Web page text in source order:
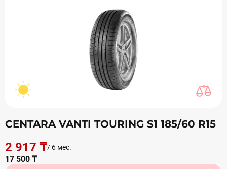
CENTARA VANTI TOURING S1 185/60 R15
2 917 ₸/ 6 мес.
17 500 ₸